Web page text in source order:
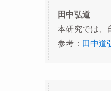
田中弘道
本研究では、
参考： 田中道